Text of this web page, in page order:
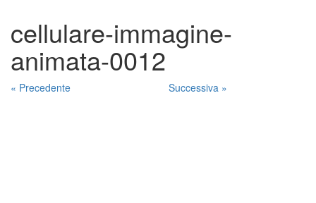
cellulare-immagine-
animata-0012
« Precedente Successiva »